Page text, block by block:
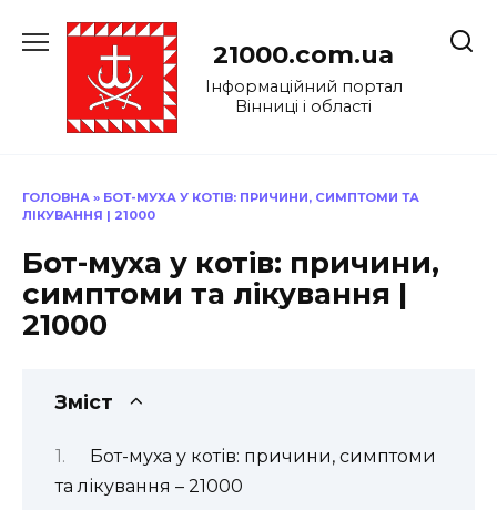
до
21000.com.ua
Інформаційний портал
Вінниці і області
ГОЛОВНА » БОТ-МУХА У КОТІВ: ПРИЧИНИ, СИМПТОМИ ТА
ЛІКУВАННЯ | 21000
Бот-муха у котів: причини,
симптоми та лікування |
21000
Зміст
Бот-муха у котів: причини, симптоми
та лікування – 21000